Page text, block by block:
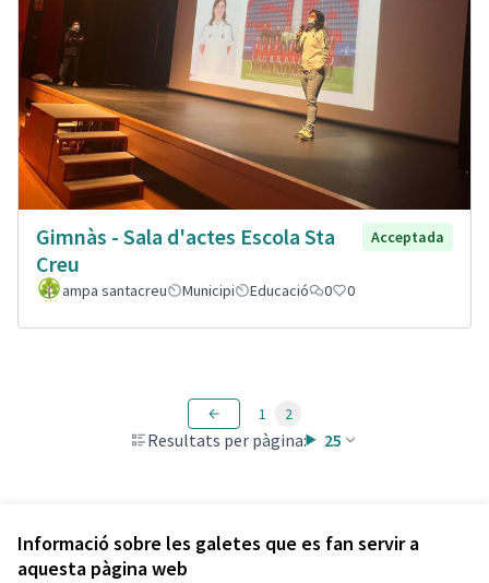
Informació sobre les galetes que es fan servir a
aquesta pàgina web
Gimnàs - Sala d'actes Escola Sta
Creu
Acceptada
ampa santacreu Municipi Educació 0 0
Resultats per pàgina: 25
1 2
Veure totes les propostes retirades